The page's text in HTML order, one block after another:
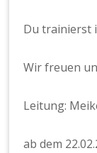
Du trainierst
Wir freuen
Leitung:
ab dem